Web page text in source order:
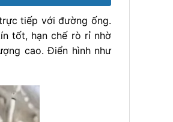
tiếp với đường ống.
tốt, hạn chế rò rỉ nhờ
cao. Điển hình như